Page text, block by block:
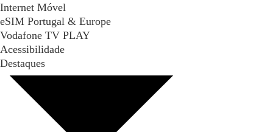
Internet Móvel
eSIM Portugal & Europe
Vodafone TV PLAY
Acessibilidade
Destaques